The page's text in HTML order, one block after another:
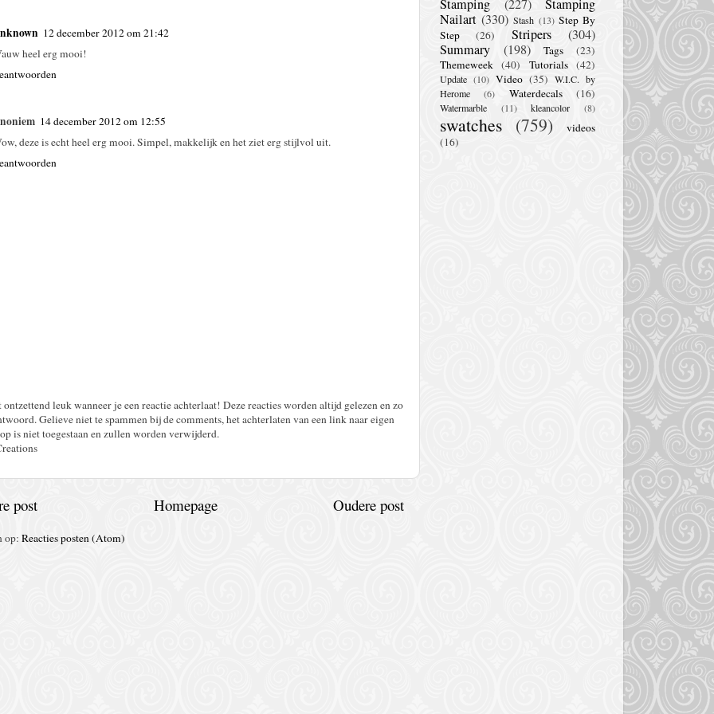
12 december 2012 om 21:42
heel erg mooi!
14 december 2012 om 12:55
deze is echt heel erg mooi. Simpel, makkelijk en het ziet erg stijlvol uit.
leuk wanneer je een reactie achterlaat! Deze reacties worden altijd gelezen en zo
Gelieve niet te spammen bij de comments, het achterlaten van een link naar eigen
is niet toegestaan en zullen worden verwijderd.
post Oudere post
Homepage
op: Reacties posten (Atom)
Stamping (227)
Stamping
Nailart (330) Stash (13) Step By
Step
(26) Stripers
(304)
Summary
(198) Tags
(23)
Themeweek (40) Tutorials (42)
Update (10) Video (35) W.I.C. by
Herome
(6) Waterdecals (16)
Watermarble (11) kleancolor (8)
swatches (759)
videos
(16)